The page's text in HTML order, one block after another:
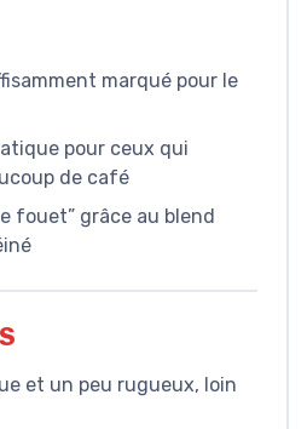
marqué pour le
pour ceux qui
de café
fouet” grâce au blend
et un peu rugueux, loin